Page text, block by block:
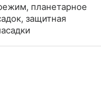
планетарное
защитная